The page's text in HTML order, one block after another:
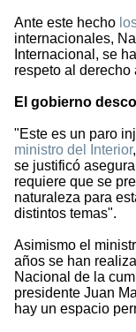
Ante este hecho
internacionales,
Internacional, se
respeto al derecho
El gobierno
"Este es un paro
ministro del Interior
se justificó
requiere que se
naturaleza para
distintos temas".
Asimismo el
años se han
Nacional de la
presidente Juan
hay un espacio